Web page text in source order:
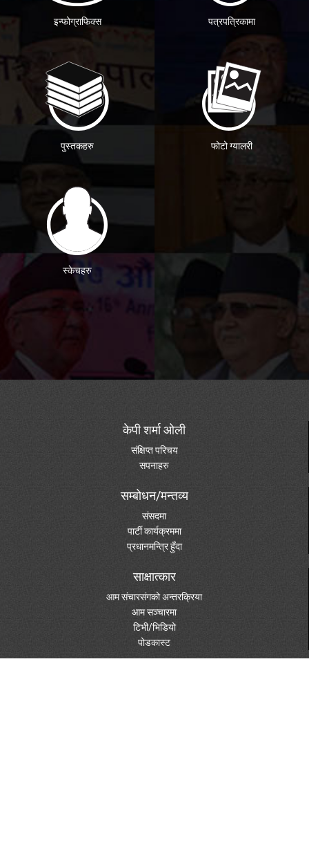
इन्फोग्राफिक्स पत्रपत्रिकामा
पुस्तकहरु फोटो ग्यालरी
स्केचहरु
केपी शर्मा ओली
संक्षिप्त परिचय
सपनाहरु
सम्बोधन/मन्तव्य
संसदमा
पार्टी कार्यक्रममा
प्रधानमन्त्रि हुँदा
साक्षात्कार
आम संचारसंगको अन्तरक्रिया
आम सञ्चारमा
टिभी/भिडियो
पोडकास्ट